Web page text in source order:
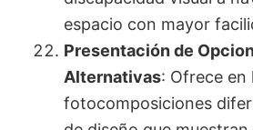
espacio con mayor
Presentación de
Alternativas: Ofrece en
fotocomposiciones